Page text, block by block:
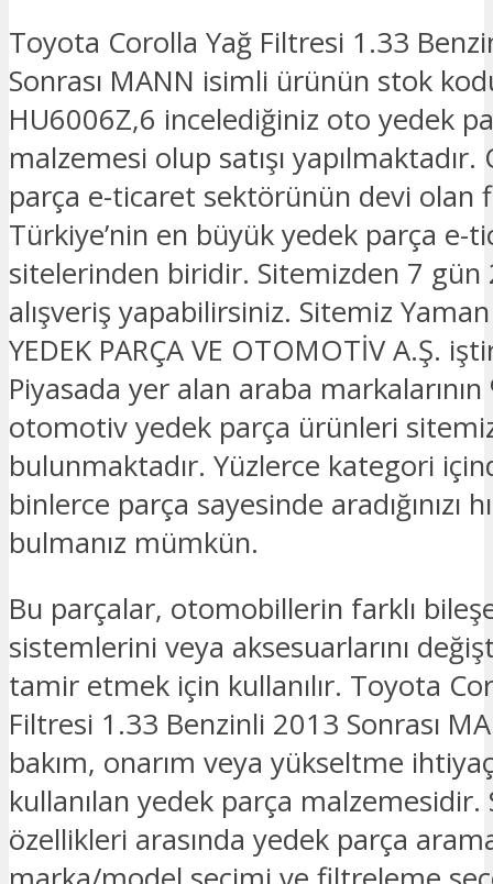
Toyota Corolla Yağ Filtresi 1.33
Sonrası MANN isimli ürünün stok
HU6006Z,6 incelediğiniz oto yedek
malzemesi olup satışı
parça e-ticaret sektörünün devi olan
Türkiye’nin en büyük yedek parça e-
sitelerinden biridir. Sitemizden 7 gün
alışveriş yapabilirsiniz. Sitemiz
YEDEK PARÇA VE OTOMOTİV A.Ş.
Piyasada yer alan araba markalarının
otomotiv yedek parça ürünleri
bulunmaktadır. Yüzlerce kategori
binlerce parça sayesinde aradığınızı
bulmanız mümkün.
Bu parçalar, otomobillerin farklı
sistemlerini veya aksesuarlarını
tamir etmek için kullanılır. Toyota
Filtresi 1.33 Benzinli 2013 Sonrası
bakım, onarım veya yükseltme
kullanılan yedek parça
özellikleri arasında yedek parça